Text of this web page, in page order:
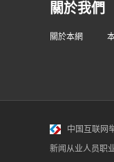
關於我們
關於本網
中国互联网
新闻从业人员职